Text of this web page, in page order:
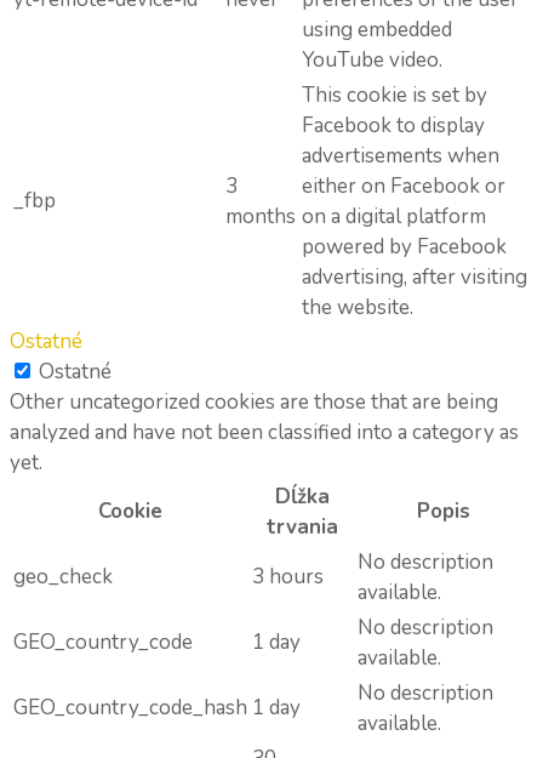
using embedded
YouTube video.
_fbp
3
months
This cookie is set by
Facebook to display
advertisements when
either on Facebook or
on a digital platform
powered by Facebook
advertising, after visiting
the website.
Ostatné
Ostatné
Other uncategorized cookies are those that are being
analyzed and have not been classified into a category as
yet.
Cookie
Dĺžka
trvania
Popis
geo_check 3 hours
No description
available.
GEO_country_code
1 day
No description
available.
GEO_country_code_hash 1 day
No description
available.